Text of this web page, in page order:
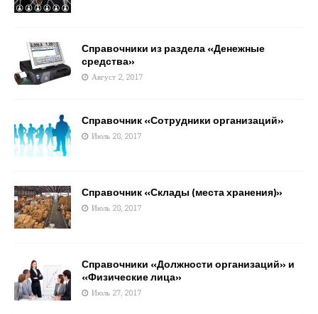
Справочники из раздела «Денежные
средства»
Август 2, 2017
Справочник «Сотрудники организаций»
Июль 28, 2017
Справочник «Склады (места хранения)»
Июль 28, 2017
Справочники «Должности организаций» и
«Физические лица»
Июль 27, 2017